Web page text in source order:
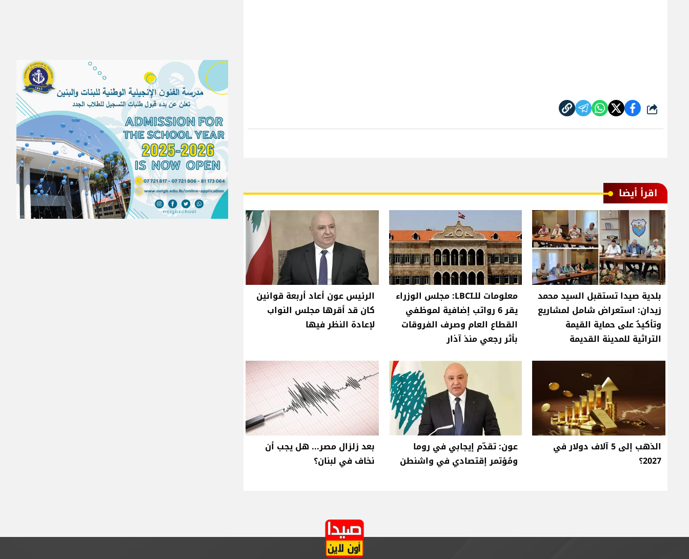
شارك
اقرأ أيضا
بلدية صيدا تستقبل السيد محمد
زيدان: استعراض شامل لمشاريع
وتأكيدٌ على حماية القيمة
التراثية للمدينة القديمة
معلومات للـLBCI: مجلس الوزراء
يقر 6 رواتب إضافية لموظفي
القطاع العام وصرف الفروقات
بأثر رجعي منذ آذار
الرئيس عون أعاد أربعة قوانين
كان قد أقرها مجلس النواب
لإعادة النظر فيها
الذهب إلى 5 آلاف دولار في
2027؟
عون: تقدّم إيجابي في روما
ومُؤتمر إقتصادي في واشنطن
بعد زلزال مصر... هل يجب أن
نخاف في لبنان؟